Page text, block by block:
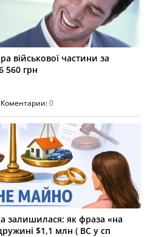
військової частини за
560 грн
Коментарии:0
залишилася: як фраза «на
$1,1 млн ( ВС у сп